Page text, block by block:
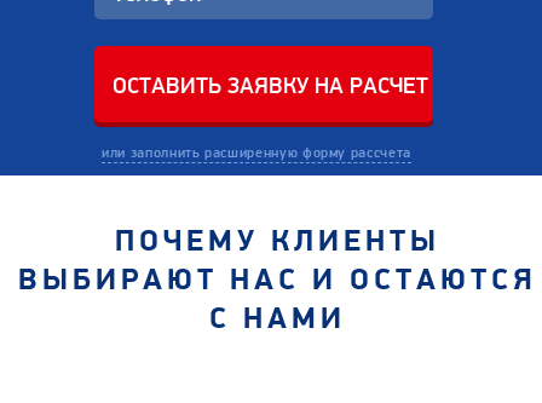
или заполнить расширенную форму рассчета
ПОЧЕМУ КЛИЕНТЫ
ВЫБИРАЮТ НАС И ОСТАЮТСЯ
С НАМИ